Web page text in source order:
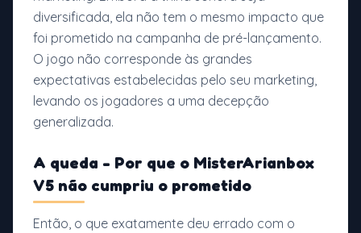
diversificada, ela não tem o mesmo impacto que
foi prometido na campanha de pré-lançamento.
O jogo não corresponde às grandes
expectativas estabelecidas pelo seu marketing,
levando os jogadores a uma decepção
generalizada.
A queda - Por que o MisterArianbox
V5 não cumpriu o prometido
Então, o que exatamente deu errado com o